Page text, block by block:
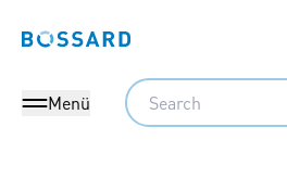
Bossard homepage
Menü
Search